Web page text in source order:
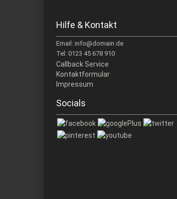
Hilfe & Kontakt
Email: info@domain.de
Tel: 0123 45 678 910
Callback Service
Kontaktformular
Impressum
Socials